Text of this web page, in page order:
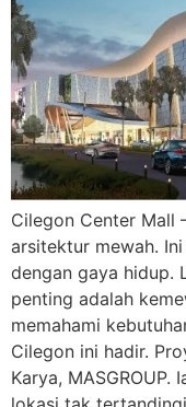
Cilegon Center Mall
arsitektur mewah.
dengan gaya hidup.
penting adalah
memahami
Cilegon ini hadir.
Karya,